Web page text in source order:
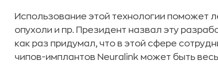
Использование этой технологии поможет
опухоли и пр. Президент назвал эту
как раз придумал, что в этой сфере
чипов-имплантов Neuralink может быть